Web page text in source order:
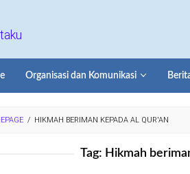
Organisasi dan Komunikasi
/ HIKMAH BERIMAN KEPADA AL QUR'AN
Tag: Hikmah